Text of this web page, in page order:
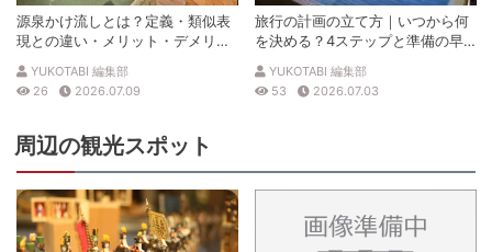
源泉かけ流しとは？定義・類似表
現との違い・メリット・デメリッ
トを解説
YUKOTABI 編集部
26
2026.07.09
旅行の計画の立て方｜いつから何
を決める？4ステップと準備の早
見表
YUKOTABI 編集部
53
2026.07.03
周辺の観光スポット